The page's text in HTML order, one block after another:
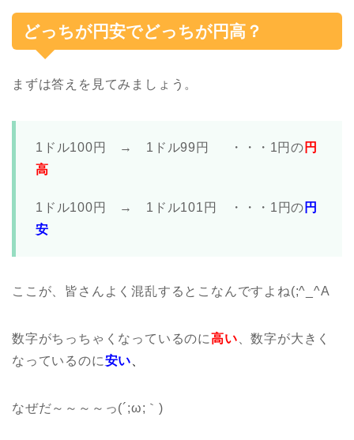
どっちが円安でどっちが円高？
まずは答えを見てみましょう。
1ドル100円 → 1ドル99円 ・・・1円の 円
高
1ドル100円 → 1ドル101円 ・・・1円の 円
安
ここが、皆さんよく混乱するとこなんですよね(;^_^A
数字がちっちゃくなっているのに高い、数字が大きく
なっているのに安い、
なぜだ～～～～っ(´;ω;｀)